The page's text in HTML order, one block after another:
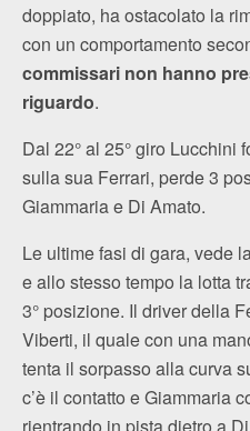
doppiato, ha ostacolato la
con un comportamento
commissari non hanno
riguardo.
Dal 22° al 25° giro Lucchini
sulla sua Ferrari, perde 3
Giammaria e Di Amato.
Le ultime fasi di gara, vede
e allo stesso tempo la lotta
3° posizione. Il driver della
Viberti, il quale con una
tenta il sorpasso alla curva
c’è il contatto e Giammaria